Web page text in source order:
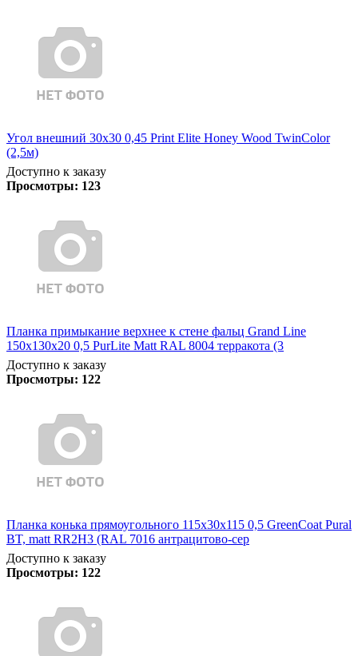
Угол внешний 30х30 0,45 Print Elite Honey Wood TwinColor
(2,5м)
Доступно к заказу
Просмотры: 123
Планка примыкание верхнее к стене фальц Grand Line
150х130х20 0,5 PurLite Matt RAL 8004 терракота (3
Доступно к заказу
Просмотры: 122
Планка конька прямоугольного 115х30х115 0,5 GreenCoat Pural
BT, matt RR2Н3 (RAL 7016 антрацитово-сер
Доступно к заказу
Просмотры: 122